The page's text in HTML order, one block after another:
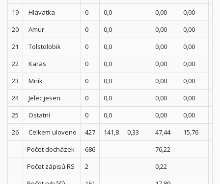
19
Hlavatka 0 0,0 0,00 0,00
20
Amur 0 0,0 0,00 0,00
21
Tolstolobik 0 0,0 0,00 0,00
22
Karas 0 0,0 0,00 0,00
23
Mník 0 0,0 0,00 0,00
24
Jelec jesen 0 0,0 0,00 0,00
25
Ostatní 0 0,0 0,00 0,00
26
Celkem uloveno 427 141,8 0,33 47,44 15,76
Počet docházek
686 76,22
Počet zápisů RS
2 0,22